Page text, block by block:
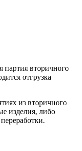
партия вторичного
отгрузка
из вторичного
изделия, либо